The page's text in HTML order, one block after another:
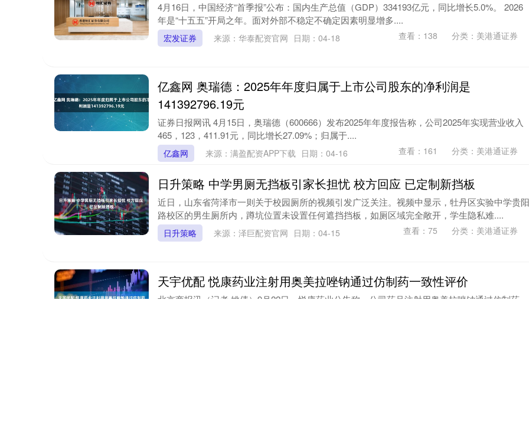
4月16日，中国经济“首季报”公布：国内生产总值（GDP）334193亿元，同比增长5.0%。 2026
年是“十五五”开局之年。面对外部不稳定不确定因素明显增多....
宏发证券 来源：华泰配资官网 日期：04-18 查看： 138 分类： 美港通证券
亿鑫网 奥瑞德：2025年年度归属于上市公司股东的净利润是
141392796.19元
证券日报网讯 4月15日，奥瑞德（600666）发布2025年年度报告称，公司2025年实现营业收入
465，123，411.91元，同比增长27.09%；归属于....
亿鑫网 来源：满盈配资APP下载 日期：04-16 查看： 161 分类： 美港通证券
日升策略 中学男厕无挡板引家长担忧 校方回应 已定制新挡板
近日，山东省菏泽市一则关于校园厕所的视频引发广泛关注。视频中显示，牡丹区实验中学贵阳
路校区的男生厕所内，蹲坑位置未设置任何遮挡挡板，如厕区域完全敞开，学生隐私难....
日升策略 来源：泽巨配资官网 日期：04-15 查看： 75 分类： 美港通证券
天宇优配 悦康药业注射用奥美拉唑钠通过仿制药一致性评价
北京商报讯（记者 姚倩）9月22日，悦康药业公告称，公司药品注射用奥美拉唑钠通过仿制药一